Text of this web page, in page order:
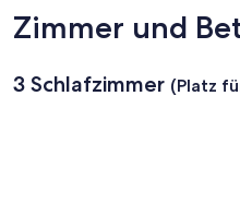
Zimmer und
3 Schlafzimmer (Platz